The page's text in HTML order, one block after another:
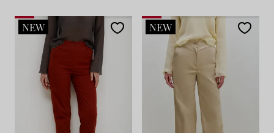
NEW NEW